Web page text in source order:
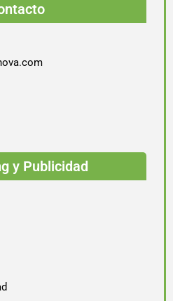
y Publicidad